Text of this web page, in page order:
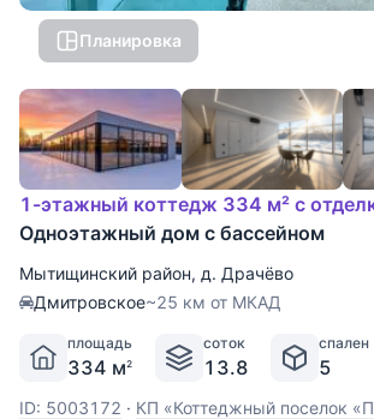
Планировка
1-этажный коттедж 334 м² с
Одноэтажный дом с бассейном
Мытищинский район, д. Драчёво
Дмитровское~25 км от МКАД
площадь
334 м2
соток
13.8
спален
5
ID: 5003172 · КП «Коттеджный поселок